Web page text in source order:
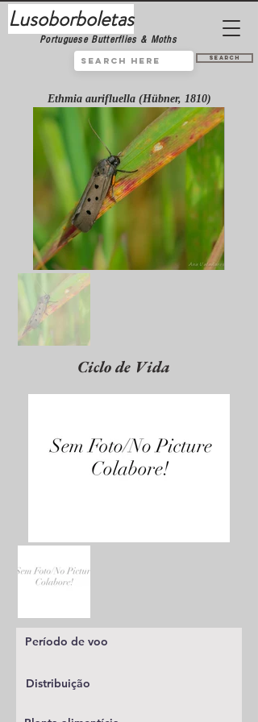
Lusoborboletas
Portuguese Butterflies & Moths
Search
Ethmia aurifluella (Hübner, 1810)
Ciclo de Vida
Período de voo
Distribuição